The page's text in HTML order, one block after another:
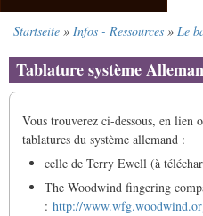
Startseite Infos - Ressources Le
Tablature système
Vous trouverez ci-dessous, en lien
tablatures du système allemand :
celle de Terry Ewell (à
The Woodwind fingering
: http://